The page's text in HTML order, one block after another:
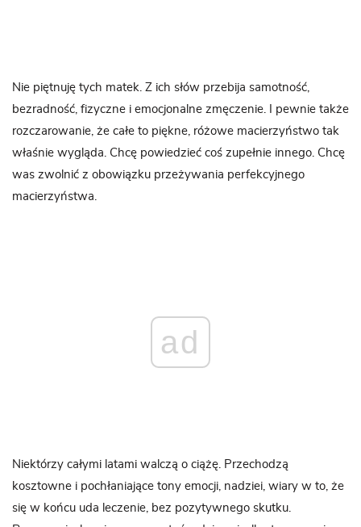
Nie piętnuję tych matek. Z ich słów przebija samotność,
bezradność, fizyczne i emocjonalne zmęczenie. I pewnie także
rozczarowanie, że całe to piękne, różowe macierzyństwo tak
właśnie wygląda. Chcę powiedzieć coś zupełnie innego. Chcę
was zwolnić z obowiązku przeżywania perfekcyjnego
macierzyństwa.
ad
Niektórzy całymi latami walczą o ciążę. Przechodzą
kosztowne i pochłaniające tony emocji, nadziei, wiary w to, że
się w końcu uda leczenie, bez pozytywnego skutku.